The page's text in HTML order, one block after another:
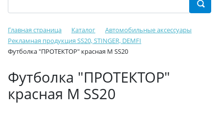
Главная страница Каталог
Автомобильные аксессуары
Рекламная продукция SS20, STINGER, DEMFI
Футболка "ПРОТЕКТОР" красная М SS20
Футболка "ПРОТЕКТОР"
красная М SS20